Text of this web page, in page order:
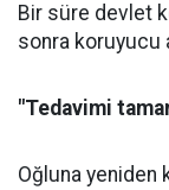
Bir süre devlet
sonra koruyucu
"Tedavimi
Oğluna